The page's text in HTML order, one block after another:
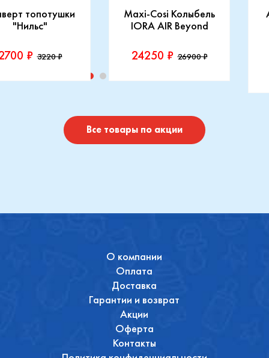
топотушки
"Нильс"
₽ 3220 ₽
Maxi-Cosi Колыбель
IORA AIR Beyond
24250 ₽ 26900 ₽
Производитель::
Купить
Все товары по акции
О компании
Оплата
Доставка
Гарантии и возврат
Акции
Оферта
Контакты